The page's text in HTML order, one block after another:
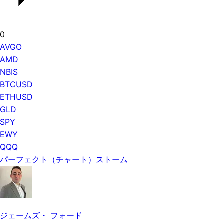
0
AVGO
AMD
NBIS
BTCUSD
ETHUSD
GLD
SPY
EWY
QQQ
パーフェクト（チャート）ストーム
ジェームズ・ フォード